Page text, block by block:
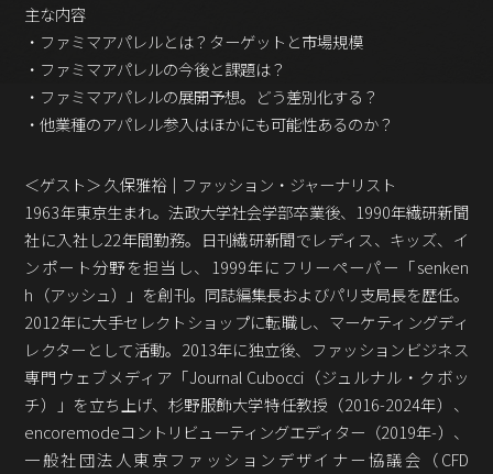
プロフェッショナル対談
ビジネスアスリートのための
コンディショニング
編集4.0
ラジオ
Podcast番組
「ビジネス・ブック・アカデミー」
Podcast番組
「小早川幸一郎の編集者で経営者」
Podcast番組
「東京広報大学」
クロスメディアンとは？
主な内容
・ファミマアパレルとは？ターゲットと市場規模
・ファミマアパレルの今後と課題は？
・ファミマアパレルの展開予想。どう差別化する？
・他業種のアパレル参入はほかにも可能性あるのか？
＜ゲスト＞ 久保雅裕｜ファッション・ジャーナリスト
1963年東京生まれ。法政大学社会学部卒業後、1990年繊研新聞
社に入社し22年間勤務。日刊繊研新聞でレディス、キッズ、イ
ンポート分野を担当し、1999年にフリーペーパー「senken
h（アッシュ）」を創刊。同誌編集長およびパリ支局長を歴任。
2012年に大手セレクトショップに転職し、マーケティングディ
レクターとして活動。2013年に独立後、ファッションビジネス
専門ウェブメディア「Journal Cubocci（ジュルナル・クボッ
チ）」を立ち上げ、杉野服飾大学特任教授（2016-2024年）、
encoremodeコントリビューティングエディター（2019年-）、
一般社団法人東京ファッションデザイナー協議会（CFD